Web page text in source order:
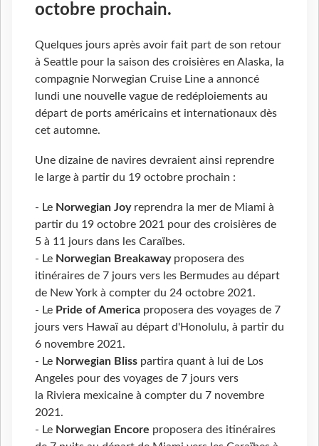
octobre prochain.
Quelques jours après avoir fait part de son retour
à Seattle pour la saison des croisières en Alaska, la
compagnie Norwegian Cruise Line a annoncé
lundi une nouvelle vague de redéploiements au
départ de ports américains et internationaux dès
cet automne.
Une dizaine de navires devraient ainsi reprendre
le large à partir du 19 octobre prochain :
- Le Norwegian Joy reprendra la mer de Miami à
partir du 19 octobre 2021 pour des croisières de
5 à 11 jours dans les Caraïbes.
- Le Norwegian Breakawayproposera des
itinéraires de 7 jours vers les Bermudes au départ
de New York à compter du 24 octobre 2021.
- Le Pride of America proposera des voyages de 7
jours vers Hawaï au départ d'Honolulu, à partir du
6 novembre 2021.
- Le Norwegian Bliss partira quant à lui de Los
Angeles pour des voyages de 7 jours vers
la Riviera mexicaine à compter du 7 novembre
2021.
- Le Norwegian Encore proposera des itinéraires